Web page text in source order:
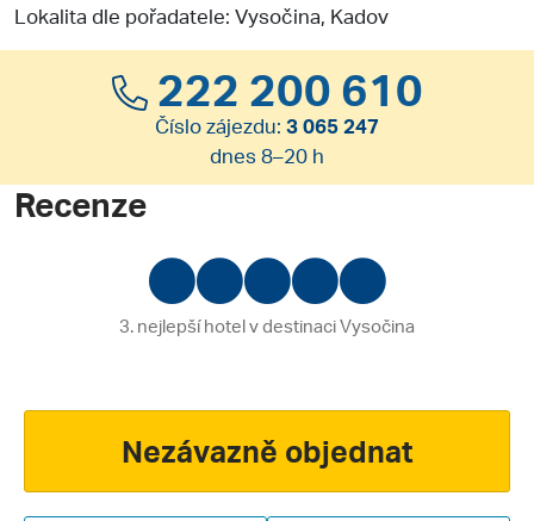
Lokalita dle pořadatele: Vysočina, Kadov
222 200 610
Číslo zájezdu: 3 065 247
dnes 8–20 h
Recenze
3. nejlepší hotel v destinaci Vysočina
Nezávazně objednat